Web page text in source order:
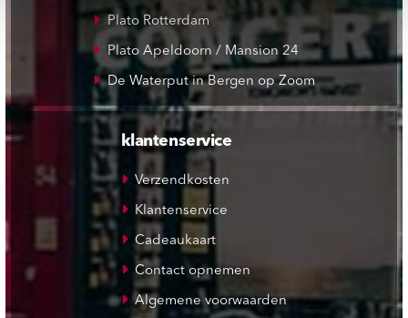
Plato Rotterdam
Plato Apeldoorn / Mansion 24
De Waterput in Bergen op Zoom
klantenservice
Verzendkosten
Klantenservice
Cadeaukaart
Contact opnemen
Algemene voorwaarden